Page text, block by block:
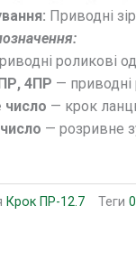
Приводні
роликові
4ПР — приводні
число — крок
— розривне
Крок ПР-12.7 Теги